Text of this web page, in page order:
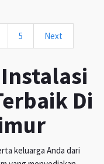
5 Next
Di
keluarga Anda dari